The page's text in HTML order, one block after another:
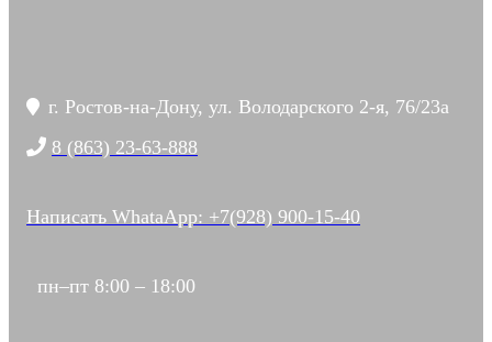
г. Ростов-на-Дону, ул. Володарского 2-я, 76/23а
8 (863) 23-63-888
Написать WhataApp: +7(928) 900-15-40
пн–пт 8:00 – 18:00